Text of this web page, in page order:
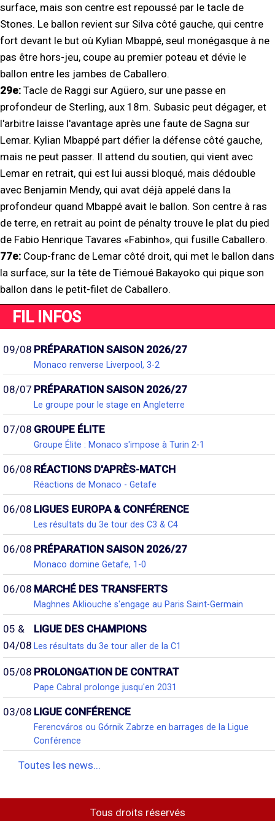
surface, mais son centre est repoussé par le tacle de
Stones. Le ballon revient sur Silva côté gauche, qui centre
fort devant le but où Kylian Mbappé, seul monégasque à ne
pas être hors-jeu, coupe au premier poteau et dévie le
ballon entre les jambes de Caballero.
29e: Tacle de Raggi sur Agüero, sur une passe en
profondeur de Sterling, aux 18m. Subasic peut dégager, et
l'arbitre laisse l'avantage après une faute de Sagna sur
Lemar. Kylian Mbappé part défier la défense côté gauche,
mais ne peut passer. Il attend du soutien, qui vient avec
Lemar en retrait, qui est lui aussi bloqué, mais dédouble
avec Benjamin Mendy, qui avat déjà appelé dans la
profondeur quand Mbappé avait le ballon. Son centre à ras
de terre, en retrait au point de pénalty trouve le plat du pied
de Fabio Henrique Tavares «Fabinho», qui fusille Caballero.
77e: Coup-franc de Lemar côté droit, qui met le ballon dans
la surface, sur la tête de Tiémoué Bakayoko qui pique son
ballon dans le petit-filet de Caballero.
FIL INFOS
09/08 PRÉPARATION SAISON 2026/27
Monaco renverse Liverpool, 3-2
08/07 PRÉPARATION SAISON 2026/27
Le groupe pour le stage en Angleterre
07/08 GROUPE ÉLITE
Groupe Élite : Monaco s'impose à Turin 2-1
06/08 RÉACTIONS D'APRÈS-MATCH
Réactions de Monaco - Getafe
06/08 LIGUES EUROPA & CONFÉRENCE
Les résultats du 3e tour des C3 & C4
06/08 PRÉPARATION SAISON 2026/27
Monaco domine Getafe, 1-0
06/08 MARCHÉ DES TRANSFERTS
Maghnes Akliouche s'engage au Paris Saint-Germain
05 &
04/08
LIGUE DES CHAMPIONS
Les résultats du 3e tour aller de la C1
05/08 PROLONGATION DE CONTRAT
Pape Cabral prolonge jusqu'en 2031
03/08 LIGUE CONFÉRENCE
Ferencváros ou Górnik Zabrze en barrages de la Ligue
Conférence
Toutes les news...
Tous droits réservés